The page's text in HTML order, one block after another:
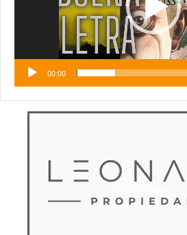
00:00